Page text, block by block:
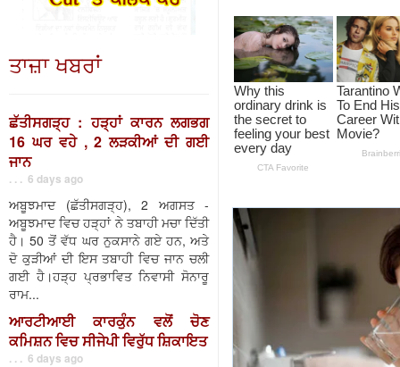
ਤਾਜ਼ਾ ਖਬਰਾਂ
ਛੱਤੀਸਗੜ੍ਹ : ਹੜ੍ਹਾਂ ਕਾਰਨ ਲਗਭਗ
16 ਘਰ ਵਹੇ , 2 ਲੜਕੀਆਂ ਦੀ ਗਈ
ਜਾਨ
. . . 6 days ago
ਅਬੂਝਮਾਦ (ਛੱਤੀਸਗੜ੍ਹ), 2 ਅਗਸਤ -
ਅਬੂਝਮਾਦ ਵਿਚ ਹੜ੍ਹਾਂ ਨੇ ਤਬਾਹੀ ਮਚਾ ਦਿੱਤੀ
ਹੈ। 50 ਤੋਂ ਵੱਧ ਘਰ ਨੁਕਸਾਨੇ ਗਏ ਹਨ, ਅਤੇ
ਦੋ ਕੁੜੀਆਂ ਦੀ ਇਸ ਤਬਾਹੀ ਵਿਚ ਜਾਨ ਚਲੀ
ਗਈ ਹੈ।ਹੜ੍ਹ ਪ੍ਰਭਾਵਿਤ ਨਿਵਾਸੀ ਸੋਨਾਰੂ
ਰਾਮ...
ਆਰਟੀਆਈ ਕਾਰਕੁੰਨ ਵਲੋਂ ਚੋਣ
ਕਮਿਸ਼ਨ ਵਿਚ ਸੀਜੇਪੀ ਵਿਰੁੱਧ ਸ਼ਿਕਾਇਤ
. . . 6 days ago